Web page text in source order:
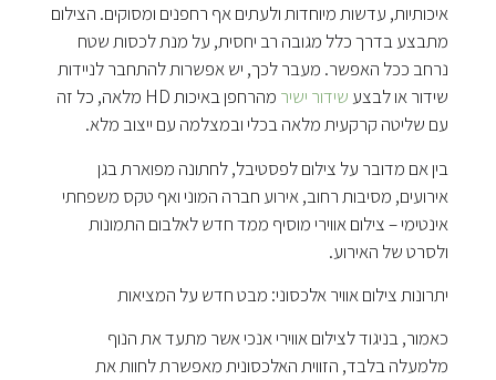
איכותיות, עדשות מיוחדות ולעתים אף רחפנים ומסוקים. הצילום
מתבצע בדרך כלל מגובה רב יחסית, על מנת לכסות שטח
נרחב ככל האפשר. מעבר לכך, יש אפשרות להתחבר לניידות
שידור או לבצע שידור ישיר
מהרחפן באיכות HD מלאה, כל זה
עם שליטה קרקעית מלאה בכלי ובמצלמה עם ייצוב מלא.
בין אם מדובר על צילום לפסטיבל, לחתונה מפוארת בגן
אירועים, מסיבות רחוב, אירוע חברה המוני ואף טקס משפחתי
אינטימי – צילום אווירי מוסיף ממד חדש לאלבום התמונות
ולסרט של האירוע.
יתרונות צילום אוויר אלכסוני: מבט חדש על המציאות
כאמור, בניגוד לצילום אווירי אנכי אשר מתעד את הנוף
מלמעלה בלבד, הזווית האלכסונית מאפשרת לחוות את